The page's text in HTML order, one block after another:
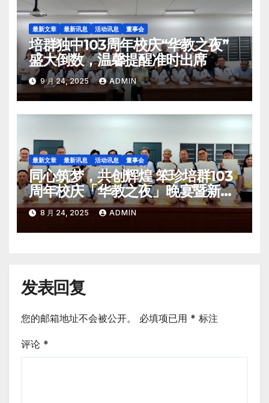
最新文章 最新讯息 活动讯息 董事会
培群独中103周年校庆“华教之夜”
盛大倒数，温馨提醒准时出席
9 月 24, 2025 ADMIN
最新文章 最新讯息 活动讯息 董事会
同心筑梦，共创辉煌 笨珍培群103
周年校庆「华教之夜」晚宴暨新届
董事会、工委会就职典礼
8 月 24, 2025 ADMIN
发表回复
您的邮箱地址不会被公开。 必填项已用 * 标注
评论 *